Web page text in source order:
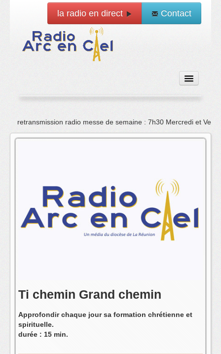
la radio en direct Contact
Accueil
Emissions
La radio
L'équipe
retransmission radio messe de semaine : 7h30 Mercredi et
Ti chemin Grand chemin
Approfondir chaque jour sa formation chrétienne et
spirituelle.
durée : 15 min.